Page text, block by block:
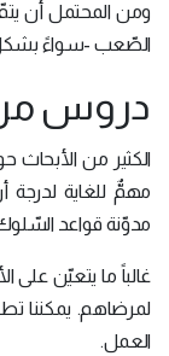
ومن المحتمل أن
الصّعب -سواءً بشكلٍ
دروس من
الكثير من الأبحاث
مهمٌّ للغاية لدرجة
مدوّنة قواعد السّلوك
غالباً ما يتعيّن على
لمرضاهم. يمكننا
العمل.